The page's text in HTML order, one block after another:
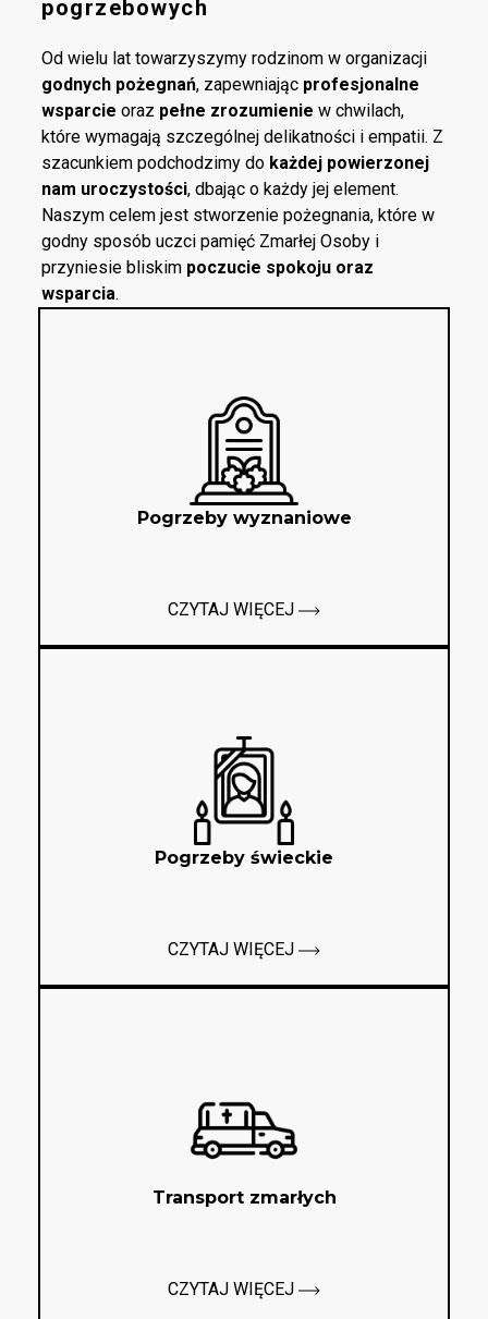
pogrzebowych
Od wielu lat towarzyszymy rodzinom w organizacji
godnych pożegnań, zapewniając profesjonalne
wsparcie oraz pełne zrozumienie w chwilach,
które wymagają szczególnej delikatności i empatii. Z
szacunkiem podchodzimy do każdej powierzonej
nam uroczystości, dbając o każdy jej element.
Naszym celem jest stworzenie pożegnania, które w
godny sposób uczci pamięć Zmarłej Osoby i
przyniesie bliskim poczucie spokoju oraz
wsparcia.
Pogrzeby wyznaniowe
CZYTAJ WIĘCEJ
Pogrzeby świeckie
CZYTAJ WIĘCEJ
Transport zmarłych
CZYTAJ WIĘCEJ